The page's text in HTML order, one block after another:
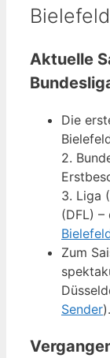
Aktuelle
Die
2.
3. Liga
(DFL) –
Zum
Sender).